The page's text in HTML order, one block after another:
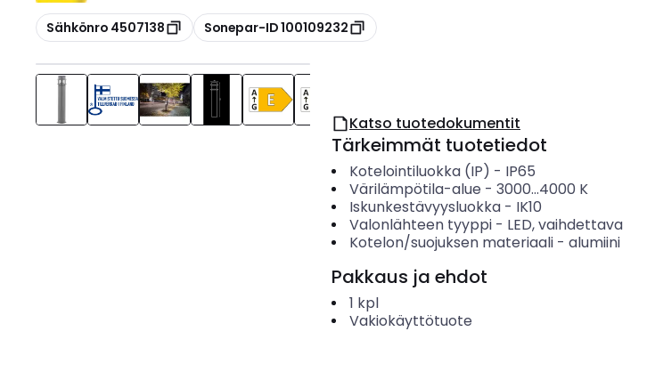
Kopioi
Sähkönro 4507138 Kopioi
Sonepar-ID 100109232
Katso tuotedokumentit
Tärkeimmät tuotetiedot
Kotelointiluokka (IP) - IP65
Värilämpötila-alue - 3000...4000 K
Iskunkestävyysluokka- IK10
Valonlähteen tyyppi- LED, vaihdettava
Kotelon/suojuksen materiaali- alumiini
Pakkaus ja ehdot
1 kpl
Vakiokäyttötuote